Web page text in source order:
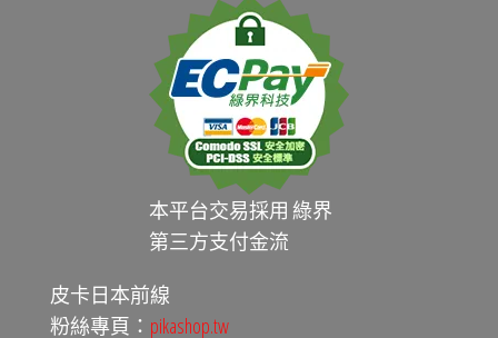
本平台交易採用 綠界
第三方支付金流
皮卡日本前線
粉絲專頁： pikashop.tw